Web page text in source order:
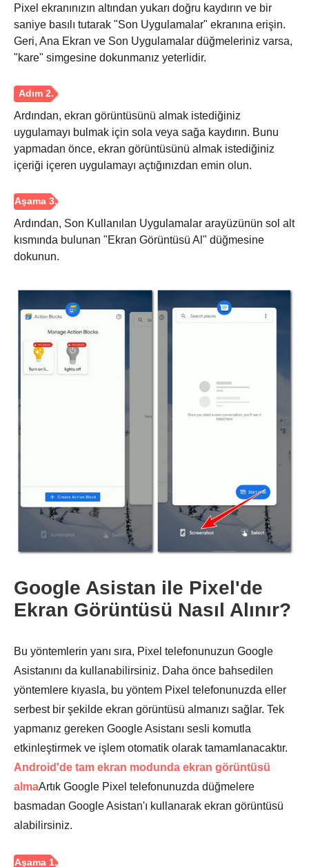
Aşama 1.
Pixel ekranınızın altından yukarı doğru kaydırın ve bir
saniye basılı tutarak "Son Uygulamalar" ekranına erişin.
Geri, Ana Ekran ve Son Uygulamalar düğmeleriniz varsa,
"kare" simgesine dokunmanız yeterlidir.
Ardından, ekran görüntüsünü almak istediğiniz
uygulamayı bulmak için sola veya sağa kaydırın. Bunu
yapmadan önce, ekran görüntüsünü almak istediğiniz
içeriği içeren uygulamayı açtığınızdan emin olun.
Ardından, Son Kullanılan Uygulamalar arayüzünün sol alt
kısmında bulunan "Ekran Görüntüsü Al" düğmesine
dokunun.
Google Asistan ile Pixel'de
Ekran Görüntüsü Nasıl Alınır?
Bu yöntemlerin yanı sıra, Pixel telefonunuzun Google
Asistanını da kullanabilirsiniz. Daha önce bahsedilen
yöntemlere kıyasla, bu yöntem Pixel telefonunuzda eller
serbest bir şekilde ekran görüntüsü almanızı sağlar. Tek
yapmanız gereken Google Asistanı sesli komutla
etkinleştirmek ve işlem otomatik olarak tamamlanacaktır.
Android'de tam ekran modunda ekran görüntüsü
almaArtık Google Pixel telefonunuzda düğmelere
basmadan Google Asistan'ı kullanarak ekran görüntüsü
alabilirsiniz.